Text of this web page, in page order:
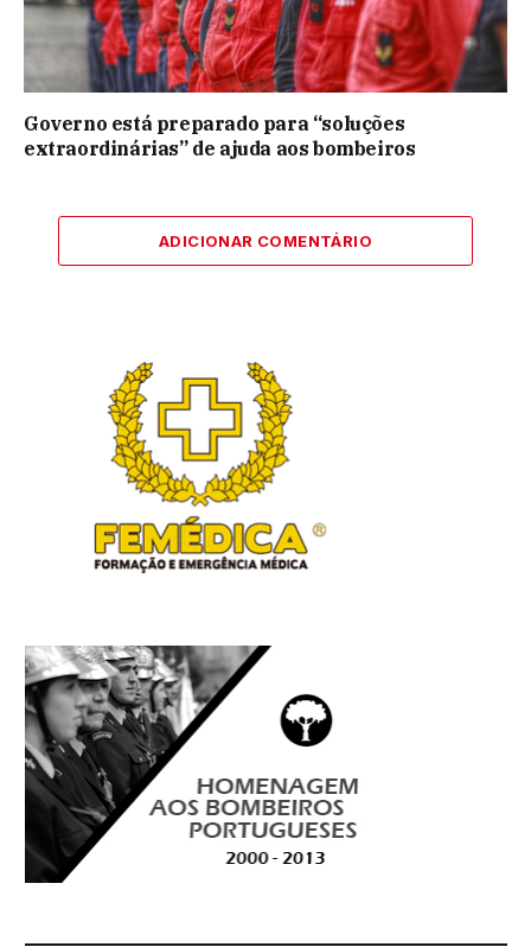
Governo está preparado para “soluções
extraordinárias” de ajuda aos bombeiros
ADICIONAR COMENTÁRIO